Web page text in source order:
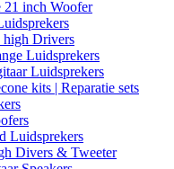
21 inch Woofer
Drivers
Luidsprekers
Luidsprekers
kits | Reparatie sets
Luidsprekers
Divers & Tweeter